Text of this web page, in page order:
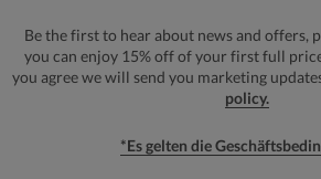
Be the first to hear about news and offers,
you can enjoy 15% off of your first full
you agree we will send you marketing
policy.
*Es gelten die